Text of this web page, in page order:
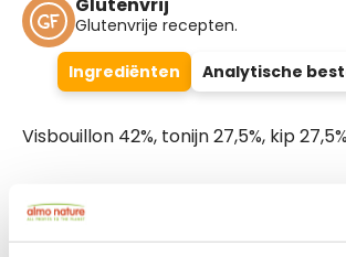
Glutenvrije recepten.
Ingrediënten Analytische
Visbouillon 42%, tonijn 27,5%, kip